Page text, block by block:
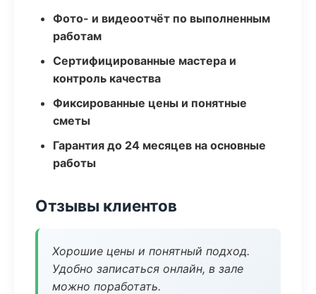
Фото- и видеоотчёт по выполненным
работам
Сертифицированные мастера и
контроль качества
Фиксированные цены и понятные
сметы
Гарантия до 24 месяцев на основные
работы
Отзывы клиентов
Хорошие цены и понятный подход.
Удобно записаться онлайн, в зале
можно поработать.